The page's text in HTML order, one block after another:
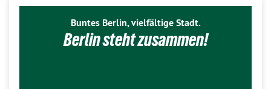
Buntes Berlin, vielfältige Stadt.
Berlin steht zusammen!